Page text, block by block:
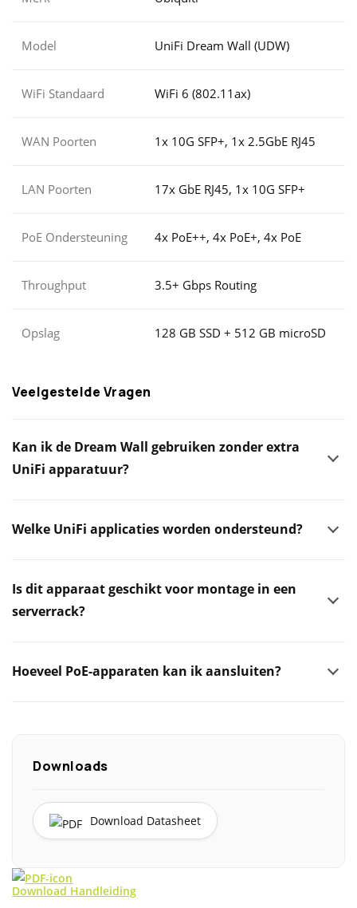
Model UniFi Dream Wall (UDW)
WiFi Standaard WiFi 6 (802.11ax)
WAN Poorten 1x 10G SFP+, 1x 2.5GbE RJ45
LAN Poorten 17x GbE RJ45, 1x 10G SFP+
PoE Ondersteuning 4x PoE++, 4x PoE+, 4x PoE
Throughput 3.5+ Gbps Routing
Opslag 128 GB SSD + 512 GB microSD
Veelgestelde Vragen
Kan ik de Dream Wall gebruiken zonder extra
UniFi apparatuur?
Welke UniFi applicaties worden ondersteund?
Is dit apparaat geschikt voor montage in een
serverrack?
Hoeveel PoE-apparaten kan ik aansluiten?
Downloads
Download Datasheet
Download Handleiding